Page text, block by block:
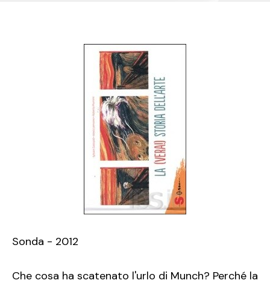
Sonda - 2012
Che cosa ha scatenato l'urlo di Munch? Perché la